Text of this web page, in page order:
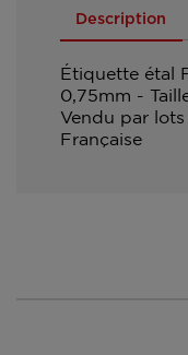
Description
Étiquette étal
0,75mm -
Vendu par
Française